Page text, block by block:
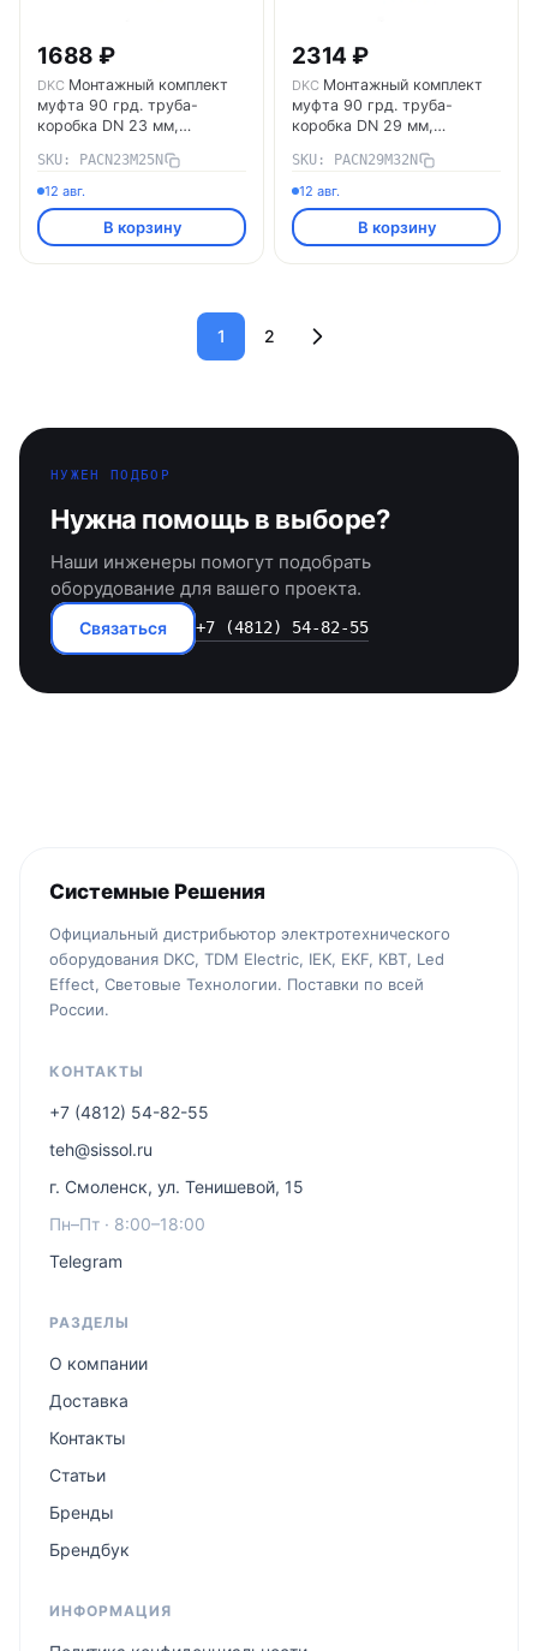
1688 ₽
DKC Монтажный комплект
муфта 90 грд. труба-
коробка DN 23 мм,
черный PACN23M25N DKC
SKU: PACN23M25N
12 авг.
В корзину
2314 ₽
DKC Монтажный комплект
муфта 90 грд. труба-
коробка DN 29 мм,
черный PACN29M32N DKC
SKU: PACN29M32N
12 авг.
В корзину
1 2
НУЖЕН ПОДБОР
Нужна помощь в выборе?
Наши инженеры помогут подобрать
оборудование для вашего проекта.
Связаться +7 (4812) 54-82-55
Системные Решения
Официальный дистрибьютор электротехнического
оборудования DKC, TDM Electric, IEK, EKF, КВТ, Led
Effect, Световые Технологии. Поставки по всей
России.
КОНТАКТЫ
+7 (4812) 54-82-55
teh@sissol.ru
г. Смоленск, ул. Тенишевой, 15
Пн–Пт · 8:00–18:00
Telegram
РАЗДЕЛЫ
О компании
Доставка
Контакты
Статьи
Бренды
Брендбук
ИНФОРМАЦИЯ